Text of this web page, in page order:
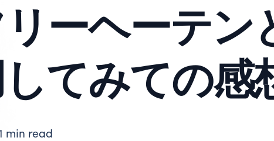
ーヘーテン
てみての感
min read